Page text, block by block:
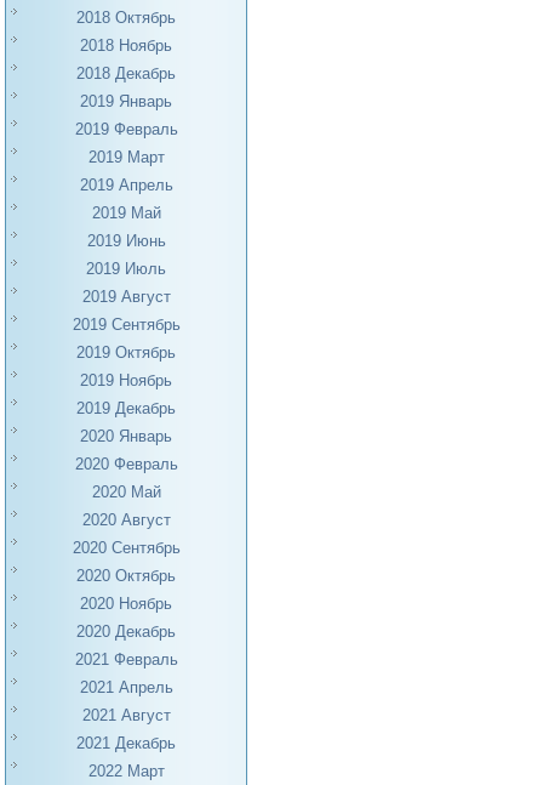
2018 Октябрь
2018 Ноябрь
2018 Декабрь
2019 Январь
2019 Февраль
2019 Март
2019 Апрель
2019 Май
2019 Июнь
2019 Июль
2019 Август
2019 Сентябрь
2019 Октябрь
2019 Ноябрь
2019 Декабрь
2020 Январь
2020 Февраль
2020 Май
2020 Август
2020 Сентябрь
2020 Октябрь
2020 Ноябрь
2020 Декабрь
2021 Февраль
2021 Апрель
2021 Август
2021 Декабрь
2022 Март